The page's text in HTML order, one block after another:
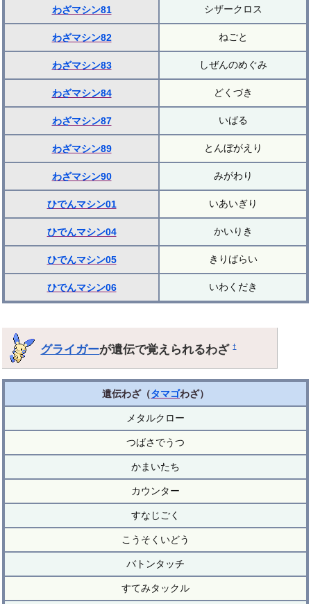
わざマシン81 シザークロス
わざマシン82 ねごと
わざマシン83 しぜんのめぐみ
わざマシン84 どくづき
わざマシン87 いばる
わざマシン89 とんぼがえり
わざマシン90 みがわり
ひでんマシン01 いあいぎり
ひでんマシン04 かいりき
ひでんマシン05 きりばらい
ひでんマシン06 いわくだき
グライガーが遺伝で覚えられるわざ†
遺伝わざ（タマゴわざ）
メタルクロー
つばさでうつ
かまいたち
カウンター
すなじごく
こうそくいどう
バトンタッチ
すてみタックル